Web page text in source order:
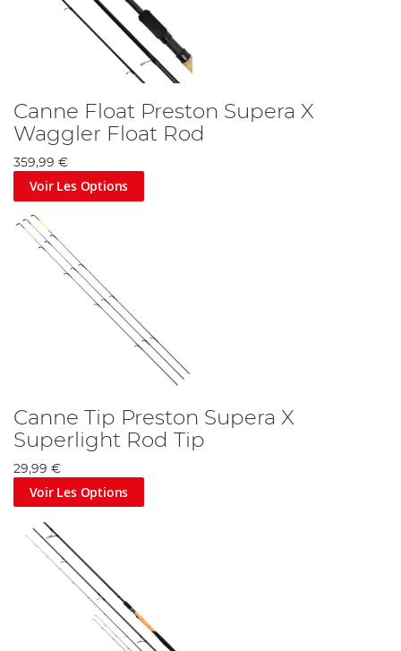
Canne Float Preston Supera X
Waggler Float Rod
359,99 €
Voir Les Options
Canne Tip Preston Supera X
Superlight Rod Tip
29,99 €
Voir Les Options